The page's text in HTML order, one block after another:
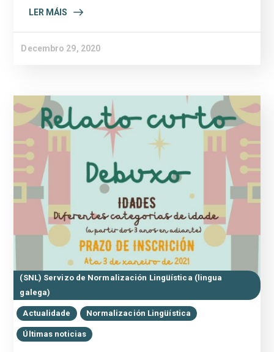
LER MÁIS
Decembro 29, 2020
(SNL) Servizo de Normalización Lingüística (lingua
galega)
Actualidade Normalización Lingüística
Últimas noticias